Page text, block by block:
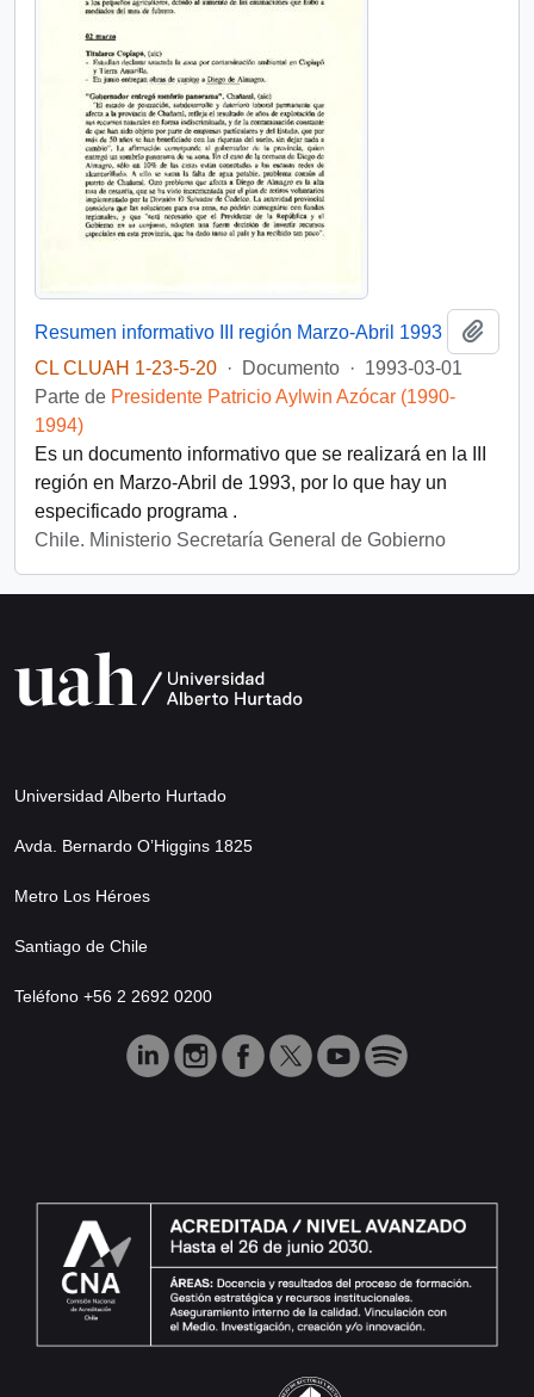
Resumen informativo III región Marzo-Abril 1993
CL CLUAH 1-23-5-20 · Documento · 1993-03-01
Parte de Presidente Patricio Aylwin Azócar (1990-
1994)
Es un documento informativo que se realizará en la III
región en Marzo-Abril de 1993, por lo que hay un
especificado programa .
Chile. Ministerio Secretaría General de Gobierno
Universidad Alberto Hurtado
Avda. Bernardo O’Higgins 1825
Metro Los Héroes
Santiago de Chile
Teléfono +56 2 2692 0200